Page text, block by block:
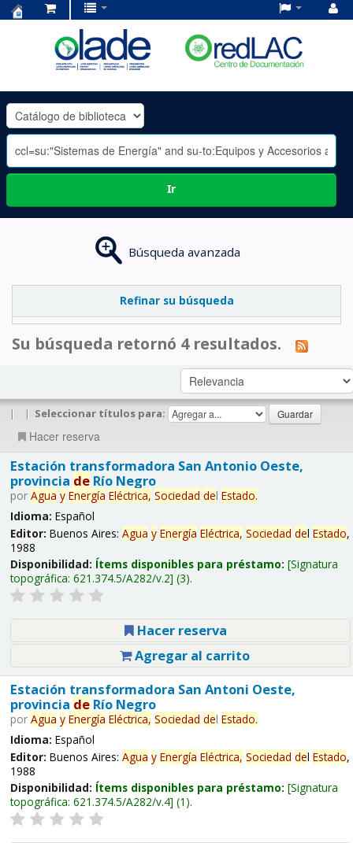
OLADE
-
Ir
Búsqueda avanzada
Refinar su búsqueda
Su búsqueda retornó 4 resultados.
| | Seleccionar títulos para:
Hacer reserva
Estación transformadora San Antonio Oeste,
provincia deRío Negro
por Agua y Energía Eléctrica, Sociedad del Estado.
Idioma: Español
Editor: Buenos Aires: Agua y Energía Eléctrica, Sociedad del Estado,
1988
Disponibilidad: Ítems disponibles para préstamo: Signatura
topográfica: 621.374.5/A282/v.2 (3).
Hacer reserva
Agregar al carrito
Estación transformadora San Antoni Oeste,
provincia deRío Negro
por Agua y Energía Eléctrica, Sociedad del Estado.
Idioma: Español
Editor: Buenos Aires: Agua y Energía Eléctrica, Sociedad del Estado,
1988
Disponibilidad: Ítems disponibles para préstamo: Signatura
topográfica: 621.374.5/A282/v.4 (1).